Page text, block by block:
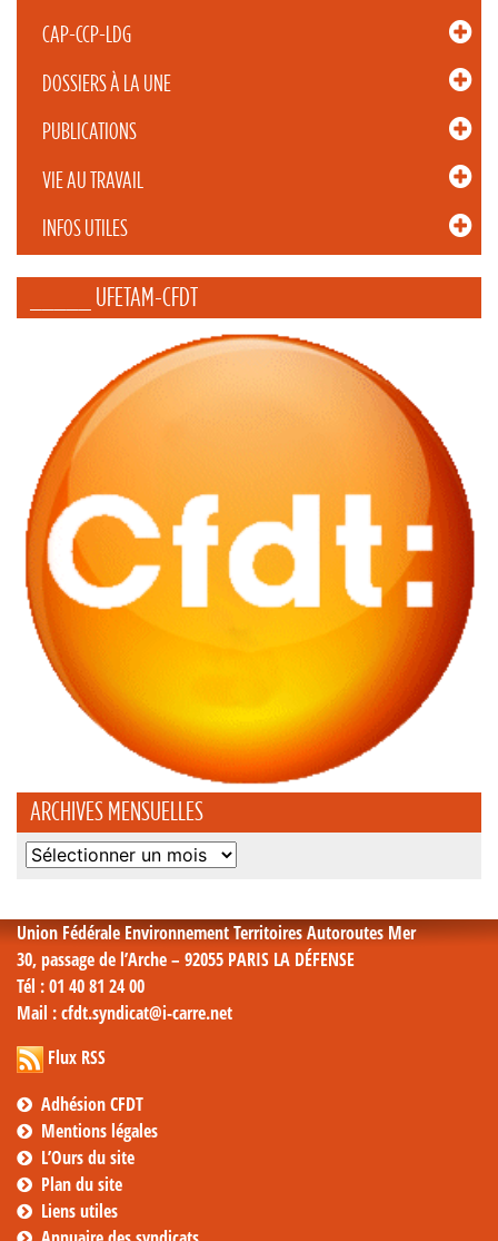
CAP-CCP-LDG
DOSSIERS À LA UNE
PUBLICATIONS
VIE AU TRAVAIL
INFOS UTILES
_____ UFETAM-CFDT
ARCHIVES MENSUELLES
Archives
Union Fédérale Environnement Territoires Autoroutes Mer
30, passage de l’Arche – 92055 PARIS LA DÉFENSE
Tél : 01 40 81 24 00
Mail : cfdt.syndicat@i-carre.net
Flux RSS
Adhésion CFDT
Mentions légales
L’Ours du site
Plan du site
Liens utiles